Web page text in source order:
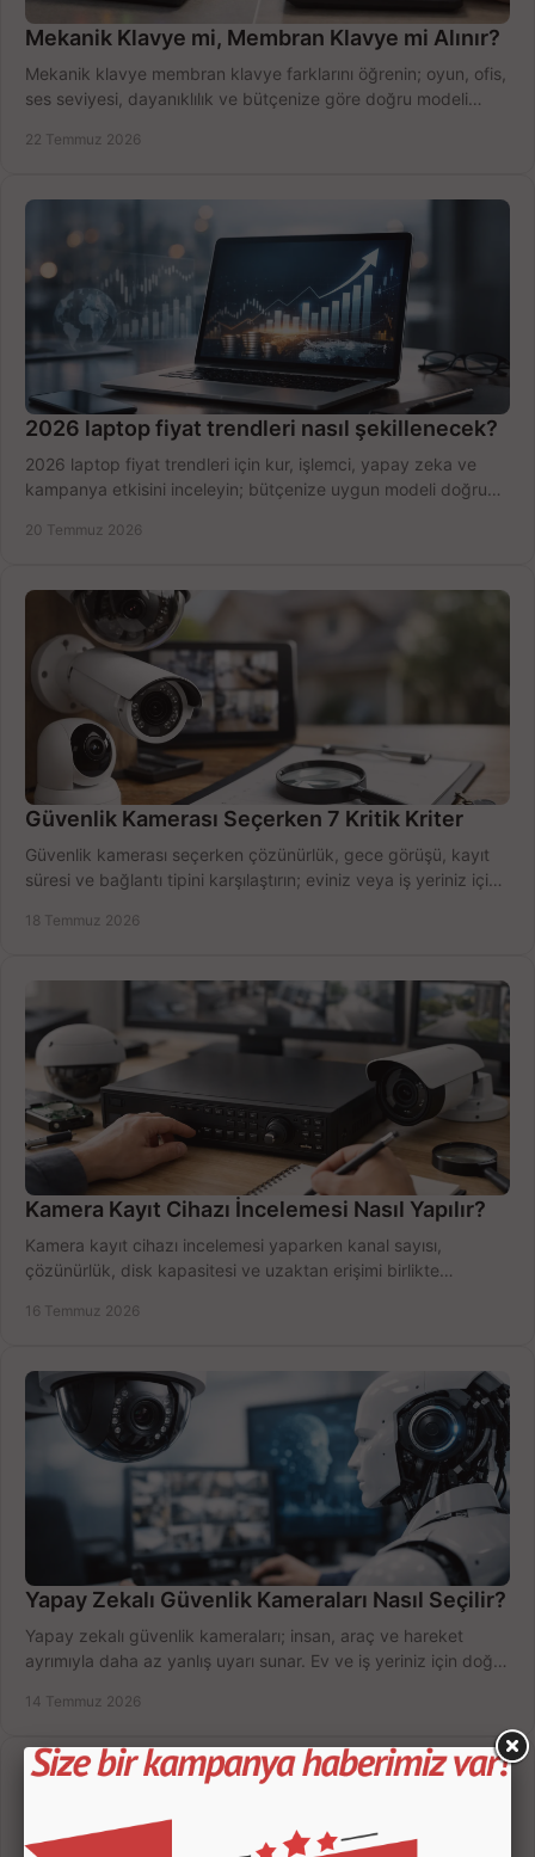
Mekanik Klavye mi, Membran Klavye mi Alınır?
Mekanik klavye membran klavye farklarını öğrenin; oyun, ofis,
ses seviyesi, dayanıklılık ve bütçenize göre doğru modeli
22 Temmuz 2026
2026 laptop fiyat trendleri nasıl şekillenecek?
2026 laptop fiyat trendleri için kur, işlemci, yapay zeka ve
kampanya etkisini inceleyin; bütçenize uygun modeli doğru
20 Temmuz 2026
Güvenlik Kamerası Seçerken 7 Kritik Kriter
Güvenlik kamerası seçerken çözünürlük, gece görüşü, kayıt
süresi ve bağlantı tipini karşılaştırın; eviniz veya iş yeriniz için
18 Temmuz 2026
Kamera Kayıt Cihazı İncelemesi Nasıl Yapılır?
Kamera kayıt cihazı incelemesi yaparken kanal sayısı,
çözünürlük, disk kapasitesi ve uzaktan erişimi birlikte
16 Temmuz 2026
Yapay Zekalı Güvenlik Kameraları Nasıl Seçilir?
Yapay zekalı güvenlik kameraları; insan, araç ve hareket
ayrımıyla daha az yanlış uyarı sunar. Ev ve iş yeriniz için doğru
14 Temmuz 2026